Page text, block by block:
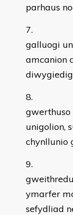
parhaus
galluogi
amcanion
unigolion,
chynllunio
ymarfer
sefydliad